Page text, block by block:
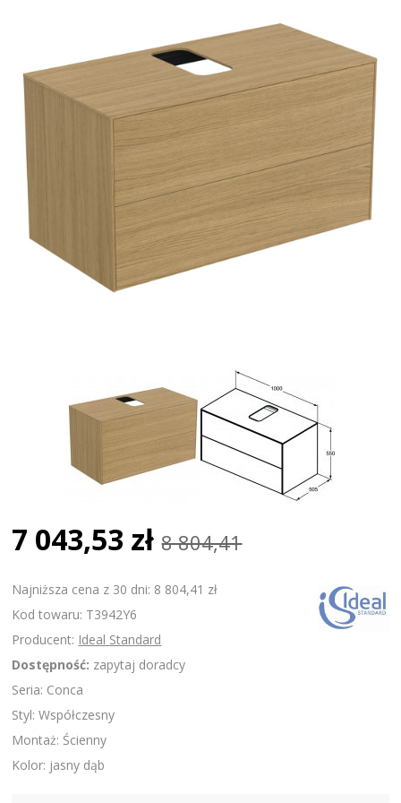
7 043,53 zł 8 804,41
Najniższa cena z 30 dni: 8 804,41 zł
Kod towaru: T3942Y6
Producent: Ideal Standard
Dostępność: zapytaj doradcy
Seria: Conca
Styl: Współczesny
Montaż: Ścienny
Kolor: jasny dąb